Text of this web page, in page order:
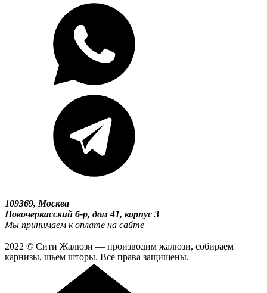
109369, Москва
Новочеркасский б-р, дом 41, корпус 3
Мы принимаем к оплате на сайте
2022 © Сити Жалюзи — производим жалюзи, собираем
карнизы, шьем шторы. Все права защищены.